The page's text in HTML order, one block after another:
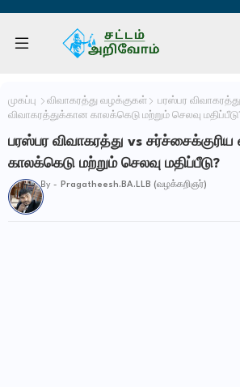
முகப்பு விவாகரத்து வழக்குகள்
பரஸ்பர
விவாகரத்துக்கான காலக்கெடு மற்றும் செலவு
பரஸ்பர விவாகரத்து vs
காலக்கெடு மற்றும் செலவு மதிப்பீடு?
By - Pragatheesh.BA.LLB (வழக்கறிஞர்)